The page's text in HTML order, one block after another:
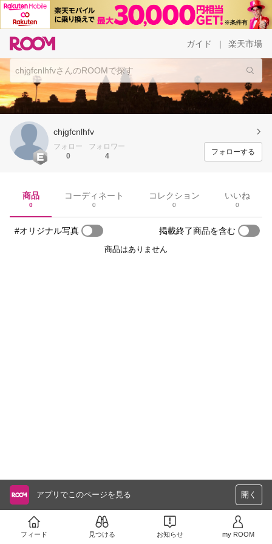
ガイド 楽天市場
chjgfcnlhfv
フォロー
0
フォロワー
4
フォローする
商品
0
コーディネート
0
コレクション
0
いいね
0
#オリジナル写真 掲載終了商品を含む
商品はありません
アプリでこのページを見る 開く
フィード 見つける お知らせ my ROOM